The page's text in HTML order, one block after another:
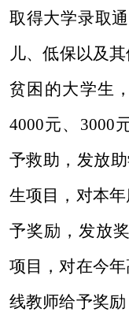
取得大学录取
儿、低保以及
贫困的大学生
4000元、 3000
予救助，发放
生项目，对本
予奖励，发放
项目，对在今
线教师给予奖